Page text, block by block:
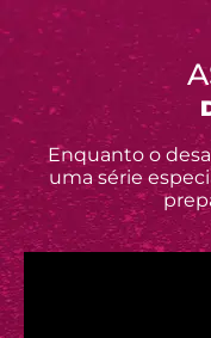
Enquanto o
uma série